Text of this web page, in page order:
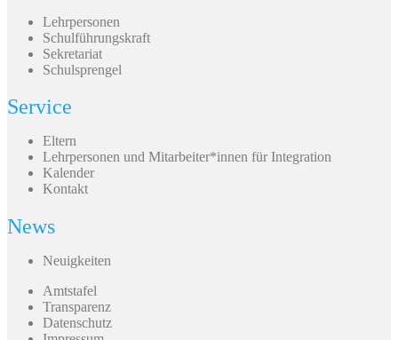
Lehrpersonen
Schulführungskraft
Sekretariat
Schulsprengel
Service
Eltern
Lehrpersonen und Mitarbeiter*innen für Integration
Kalender
Kontakt
News
Neuigkeiten
Amtstafel
Transparenz
Datenschutz